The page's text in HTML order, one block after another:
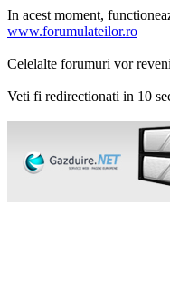
In acest moment,
www.forumulateilor.ro
Celelalte forumuri vor
Veti fi redirectionati in 10